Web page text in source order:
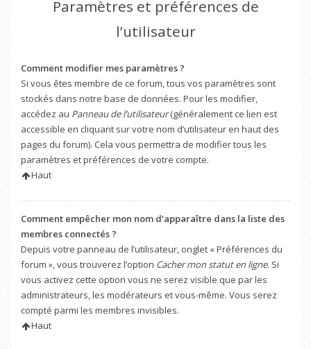
Paramètres et préférences de
l’utilisateur
Comment modifier mes paramètres ?
Si vous êtes membre de ce forum, tous vos paramètres sont
stockés dans notre base de données. Pour les modifier,
accédez au Panneau de l’utilisateur(généralement ce lien est
accessible en cliquant sur votre nom d’utilisateur en haut des
pages du forum). Cela vous permettra de modifier tous les
paramètres et préférences de votre compte.
Haut
Comment empêcher mon nom d’apparaître dans la liste des
membres connectés ?
Depuis votre panneau de l’utilisateur, onglet « Préférences du
forum », vous trouverez l’option Cacher mon statut en ligne. Si
vous activez cette option vous ne serez visible que par les
administrateurs, les modérateurs et vous-même. Vous serez
compté parmi les membres invisibles.
Haut